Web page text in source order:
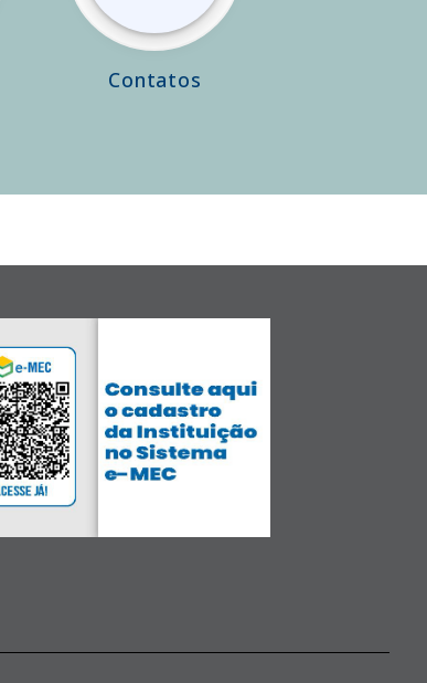
Contatos